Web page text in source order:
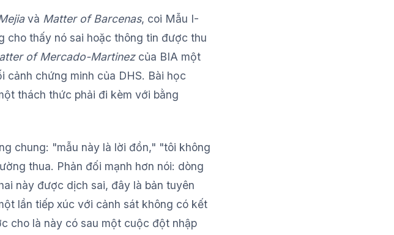
và Matter of Barcenas, coi Mẫu I-
cho thấy nó sai hoặc thông tin được thu
of Mercado-Martinezcủa BIA một
cảnh chứng minh của DHS. Bài học
thách thức phải đi kèm với bằng
chung: "mẫu này là lời đồn," "tôi không
thua. Phản đối mạnh hơn nói: dòng
này được dịch sai, đây là bản tuyên
lần tiếp xúc với cảnh sát không có kết
cho là này có sau một cuộc đột nhập